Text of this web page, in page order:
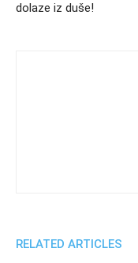
dolaze iz duše!
RELATED ARTICLES